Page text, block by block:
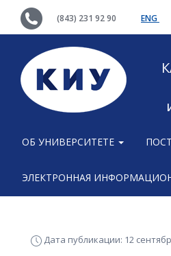
(843) 231 92 90 ENG
ОБ УНИВЕРСИТЕТЕ
ЭЛЕКТРОННАЯ
Дата публикации: 12